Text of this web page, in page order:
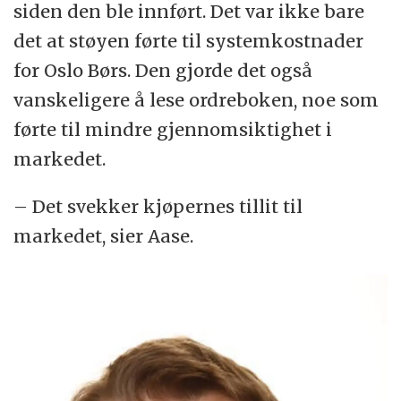
siden den ble innført. Det var ikke bare
det at støyen førte til systemkostnader
for Oslo Børs. Den gjorde det også
vanskeligere å lese ordreboken, noe som
førte til mindre gjennomsiktighet i
markedet.
– Det svekker kjøpernes tillit til
markedet, sier Aase.